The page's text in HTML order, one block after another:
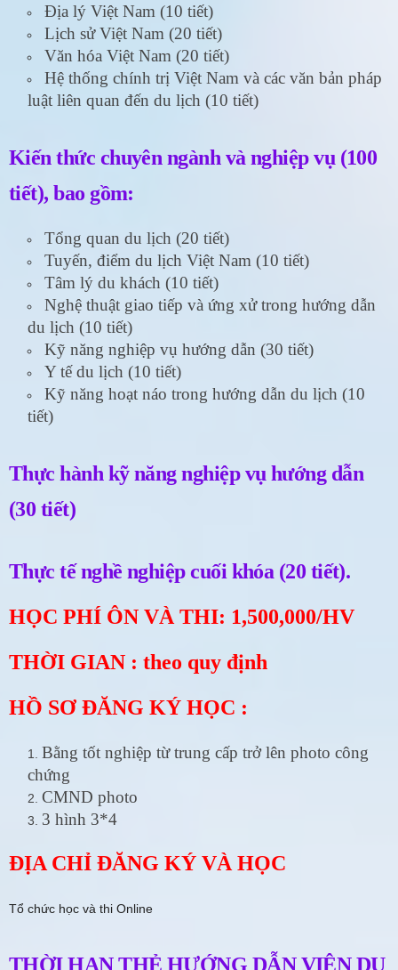
Địa lý Việt Nam (10 tiết)
Lịch sử Việt Nam (20 tiết)
Văn hóa Việt Nam (20 tiết)
Hệ thống chính trị Việt Nam và các văn bản pháp
luật liên quan đến du lịch (10 tiết)
Kiến thức chuyên ngành và nghiệp vụ (100
tiết), bao gồm:
Tổng quan du lịch (20 tiết)
Tuyến, điểm du lịch Việt Nam (10 tiết)
Tâm lý du khách (10 tiết)
Nghệ thuật giao tiếp và ứng xử trong hướng dẫn
du lịch (10 tiết)
Kỹ năng nghiệp vụ hướng dẫn (30 tiết)
Y tế du lịch (10 tiết)
Kỹ năng hoạt náo trong hướng dẫn du lịch (10
tiết)
Thực hành kỹ năng nghiệp vụ hướng dẫn
(30 tiết)
Thực tế nghề nghiệp cuối khóa (20 tiết).
HỌC PHÍ ÔN VÀ THI: 1,500,000/HV
THỜI GIAN : theo quy định
HỒ SƠ ĐĂNG KÝ HỌC :
Bằng tốt nghiệp từ trung cấp trở lên photo công
chứng
CMND photo
3 hình 3*4
ĐỊA CHỈ ĐĂNG KÝ VÀ HỌC
Tổ chức học và thi Online
THỜI HẠN THẺ HƯỚNG DẪN VIÊN DU